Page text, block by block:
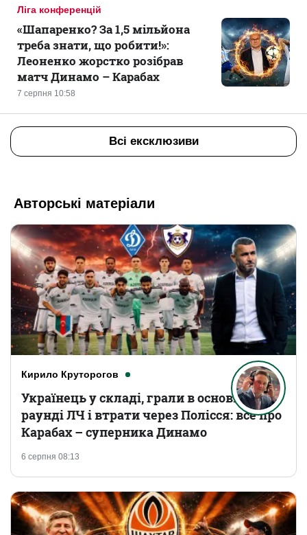
Ліга конференцій
7 серпня 10:58
«Шапаренко? За 1,5 мільйона
треба знати, що робити!»:
Леоненко жорстко розібрав
матч Динамо – Карабах
Всі ексклюзиви
Авторські матеріали
Кирило Круторогов
6 серпня 08:13
Українець у складі, грали в основному
раунді ЛЧ і втрати через Полісся: все про
Карабах – суперника Динамо